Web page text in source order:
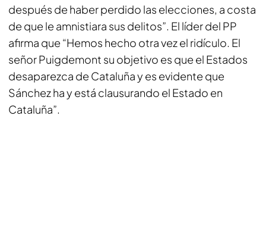
después de haber perdido las elecciones, a costa
de que le amnistiara sus delitos”. El líder del PP
afirma que “Hemos hecho otra vez el ridículo. El
señor Puigdemont su objetivo es que el Estados
desaparezca de Cataluña y es evidente que
Sánchez ha y está clausurando el Estado en
Cataluña”.